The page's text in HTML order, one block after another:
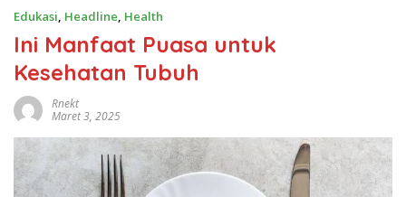
Edukasi, Headline, Health
Ini Manfaat Puasa untuk
Kesehatan Tubuh
Rnekt
Maret 3, 2025